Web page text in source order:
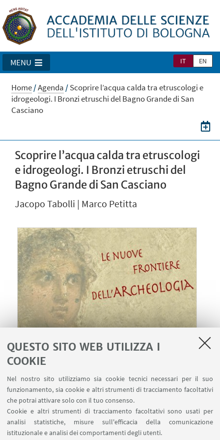
QUESTO SITO WEB UTILIZZA I
COOKIE
Nel nostro sito utilizziamo sia cookie tecnici necessari per il suo
funzionamento, sia cookie e altri strumenti di tracciamento facoltativi
che potrai attivare solo con il tuo consenso.
Cookie e altri strumenti di tracciamento facoltativi sono usati per
analisi statistiche, misure sull'efficacia della comunicazione
istituzionale e analisi dei comportamenti degli utenti.
IT EN
MENU
Home/Agenda /Scoprire l’acqua calda tra etruscologi e
idrogeologi. I Bronzi etruschi del Bagno Grande di San
Casciano
Scoprire l’acqua calda tra etruscologi
e idrogeologi. I Bronzi etruschi del
Bagno Grande di San Casciano
Jacopo Tabolli | Marco Petitta
DATA: 12
LUOGO: Accademia delle Scienze dell'Istituto di
Bologna | Sala Ulisse - Via Zamboni 31 - Evento in
presenza e online
Le nuove frontiere dell'Archeologia